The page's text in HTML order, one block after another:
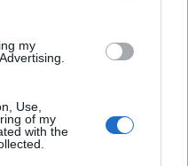
my
Use,
of my
with the